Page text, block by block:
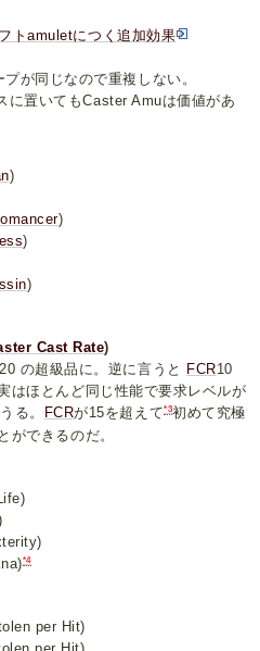
トamuletにつく追加効果
が同じなので重複しない。
に置いてもCaster Amuは価値があ
)
)
)
)
Cast Rate)
20 の超級品に。逆に言うと FCR10
はほとんど同じ性能で要求レベルが
る。
FCRが15を超えて*3初めて究極
ができるのだ。
*4
per Hit)